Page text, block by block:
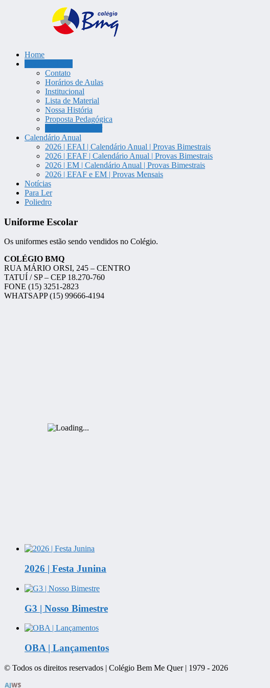
Colégio Bem Me Quer | Tatuí/SP
Home
Contato
Horários de Aulas
Institucional
Lista de Material
Nossa História
Proposta Pedagógica
Calendário Anual
2026 | EFAI | Calendário Anual | Provas Bimestrais
2026 | EFAF | Calendário Anual | Provas Bimestrais
2026 | EM | Calendário Anual | Provas Bimestrais
2026 | EFAF e EM | Provas Mensais
Notícias
Para Ler
Poliedro
Uniforme Escolar
Os uniformes estão sendo vendidos no Colégio.
COLÉGIO BMQ
RUA MÁRIO ORSI, 245 – CENTRO
TATUÍ / SP – CEP 18.270-760
FONE (15) 3251-2823
WHATSAPP (15) 99666-4194
2026 | Festa Junina
G3 | Nosso Bimestre
OBA | Lançamentos
© Todos os direitos reservados | Colégio Bem Me Quer | 1979 - 2026